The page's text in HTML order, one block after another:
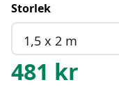
Storlek
1,5 x 2 m
481 kr